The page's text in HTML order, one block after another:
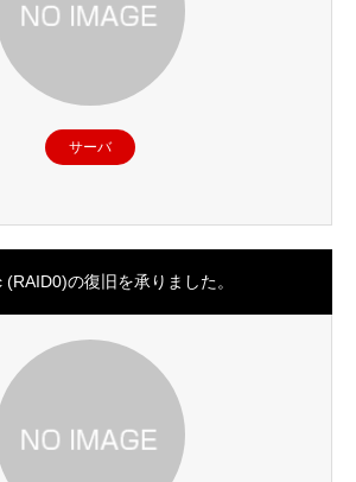
サーバ
(RAID0)の復旧を承りました。